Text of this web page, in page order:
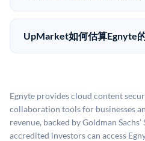
市场条件。任何退出的时间都
做好多年持有的准备。
UpMarket上大多数Pre-IPO
50,000美元。具体金额可能
UpMarket如何估算Egnyte
司可比倍数应用私有公司折扣
息不对称。此估值不构成投资
格存在重大差异。
Egnyte provides cloud content
collaboration tools for businesses
revenue, backed by Goldman
accredited investors can access